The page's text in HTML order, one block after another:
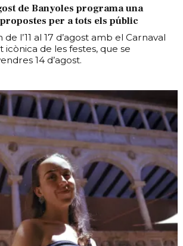
de Banyoles programa una
per a tots els públic
l’11 al 17 d’agost amb el Carnaval
icònica de les festes, que se
14 d’agost.